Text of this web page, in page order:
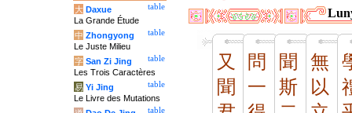
又
聞
問
一
聞
斯
無
以
table
大 Daxue
La Grande Étude
table
中 Zhongyong
Le Juste Milieu
table
字 San Zi Jing
Les Trois Caractères
table
易 Yi Jing
Le Livre des Mutations
table